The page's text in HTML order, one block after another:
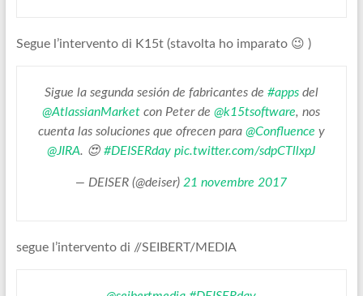
Segue l’intervento di K15t (stavolta ho imparato 😉 )
Sigue la segunda sesión de fabricantes de #appsdel
@AtlassianMarket con Peter de@k15tsoftware, nos
cuenta las soluciones que ofrecen para @Confluence y
@JIRA. 😍#DEISERday pic.twitter.com/sdpCTllxpJ
— DEISER (@deiser) 21 novembre 2017
segue l’intervento di //SEIBERT/MEDIA